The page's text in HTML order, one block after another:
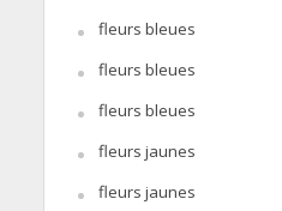
fleurs bleues
fleurs bleues
fleurs bleues
fleurs jaunes
fleurs jaunes